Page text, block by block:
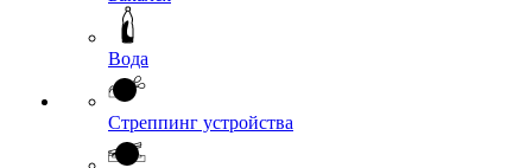
Вода
Стреппинг устройства